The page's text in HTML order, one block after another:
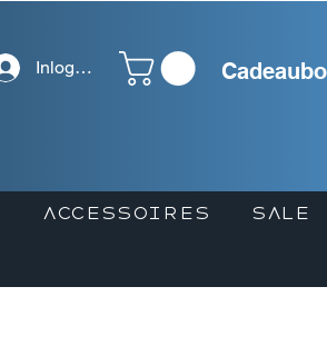
Inloggen
ACCESSOIRES SALE